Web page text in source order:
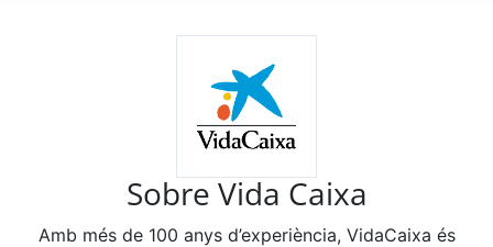
Sobre Vida Caixa
Amb més de 100 anys d’experiència, VidaCaixa és